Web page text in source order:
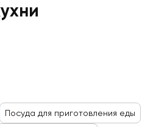
Посуда для приготовления еды